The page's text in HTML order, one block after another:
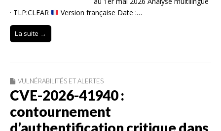
· TLP:CLEAR
Version française Date :…
La suite →
VULNÉRABILITÉS ET ALERTES
CVE-2026-41940 :
contournement
d’authentification critique dans